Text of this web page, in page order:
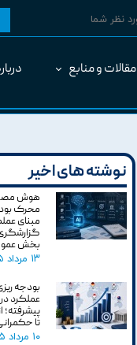
مقالات و منابع
نوشته های اخیر
هوش
محرک
مبنای
بخش
۱۳ مرداد ۰۵
بودجه
عملکرد
پیشرفته؛
تا
۱۰ مرداد ۰۵